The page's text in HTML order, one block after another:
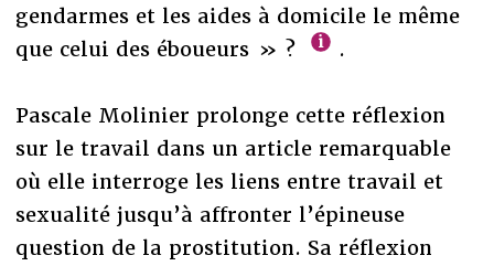
gendarmes et les aides à domicile le même
que celui des éboueurs » ?
.
Pascale Molinier prolonge cette réflexion
sur le travail dans un article remarquable
où elle interroge les liens entre travail et
sexualité jusqu’à affronter l’épineuse
question de la prostitution. Sa réflexion